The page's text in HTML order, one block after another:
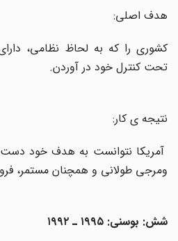
هدف اصلی:
کشوری را که به لحاظ نظامی،
تحت کنترل خود در آوردن.
نتیجه ی کار:
آمریکا نتوانست به هدف خود دست
ومرجی طولانی و همچنان مستمر، فرو
شش: بوسنی: ۱۹۹۵ ـ ۱۹۹۲